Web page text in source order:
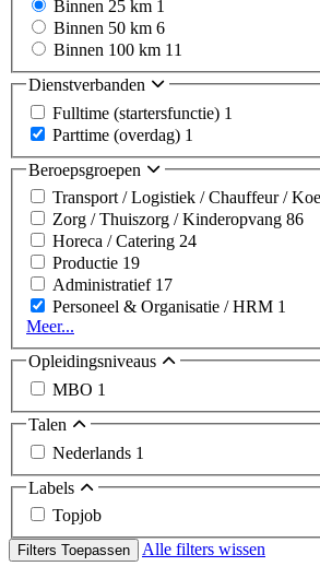
Binnen 25 km 1
Binnen 50 km 6
Binnen 100 km 11
Dienstverbanden
Fulltime (startersfunctie) 1
Parttime (overdag) 1
Beroepsgroepen
Transport / Logistiek / Chauffeur /
Zorg / Thuiszorg / Kinderopvang 86
Horeca / Catering 24
Productie 19
Administratief 17
Personeel & Organisatie / HRM 1
Meer...
Opleidingsniveaus
MBO 1
Talen
Nederlands 1
Labels
Topjob
Filters Toepassen Alle filters wissen